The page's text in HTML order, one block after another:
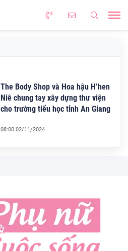
The Body Shop và Hoa hậu H’hen
Niê chung tay xây dựng thư viện
cho trường tiểu học tỉnh An Giang
08:00 02/11/2024